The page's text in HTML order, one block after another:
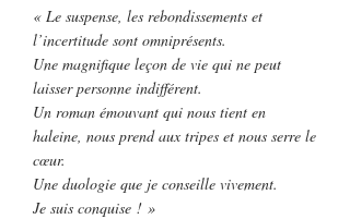
« Le suspense, les rebondissements et
l’incertitude sont omniprésents.
Une magnifique leçon de vie qui ne peut
laisser personne indifférent.
Un roman émouvant qui nous tient en
haleine, nous prend aux tripes et nous serre le
cœur.
Une duologie que je conseille vivement.
Je suis conquise ! »